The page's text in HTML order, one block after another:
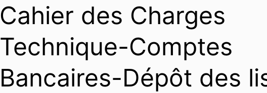
Cahier des Charges
Technique-Comptes
Bancaires-Dépôt des